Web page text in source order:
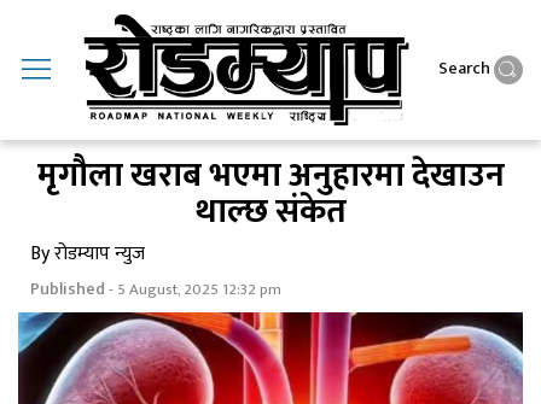
Search
मृगौला खराब भएमा अनुहारमा देखाउन
थाल्छ संकेत
By रोडम्याप न्युज
Published- 5 August, 2025 12:32 pm